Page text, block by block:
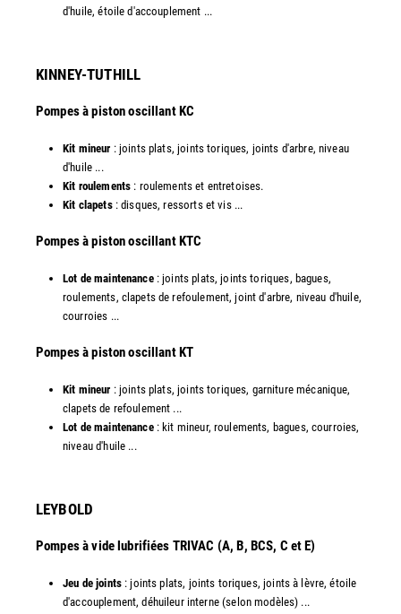
d'huile, étoile d'accouplement ...​​
KINNEY-TUTHILL
Pompes à piston oscillant KC
Kit mineur : joints plats, joints toriques, joints d'arbre, niveau
d'huile ...
Kit roulements : roulements et entretoises.
Kit clapets: disques, ressorts et vis ...
​Pompes à piston oscillant KTC
Lot de maintenance : joints plats, joints toriques, bagues,
roulements, clapets de refoulement, joint d'arbre, niveau d'huile,
courroies ...
​Pompes à piston oscillant KT
Kit mineur : joints plats, joints toriques, garniture mécanique,
clapets de refoulement ...
Lot de maintenance: kit mineur, roulements, bagues, courroies,
niveau d'huile ...​
LEYBOLD
Pompes à vide lubrifiées TRIVAC (A, B, BCS, C et E)
Jeu de joints: joints plats, joints toriques, joints à lèvre, étoile
d'accouplement, déhuileur interne (selon modèles) ...